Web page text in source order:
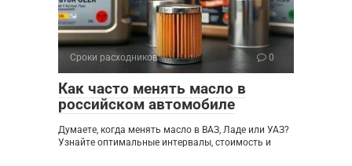
Сроки расходников 0
Как часто менять масло в
российском автомобиле
Думаете, когда менять масло в ВАЗ, Ладе или УАЗ?
Узнайте оптимальные интервалы, стоимость и